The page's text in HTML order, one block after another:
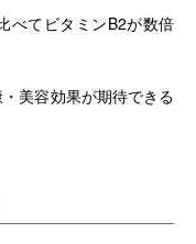
べてビタミンB2が数倍
美容効果が期待できる